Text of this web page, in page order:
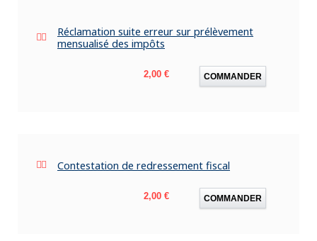
Réclamation suite erreur sur prélèvement
mensualisé des impôts
Prix
2,00 € COMMANDER
Contestation de redressement fiscal
Prix
2,00 € COMMANDER